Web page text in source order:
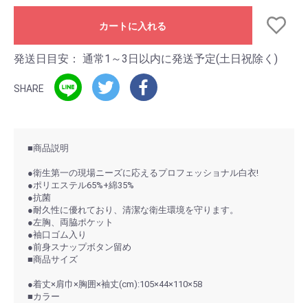
カートに入れる
発送日目安： 通常1～3日以内に発送予定(土日祝除く)
SHARE
■商品説明
●衛生第一の現場ニーズに応えるプロフェッショナル白衣!
●ポリエステル65%+綿35%
●抗菌
●耐久性に優れており、清潔な衛生環境を守ります。
●左胸、両脇ポケット
●袖口ゴム入り
●前身スナップボタン留め
■商品サイズ
●着丈×肩巾×胸囲×袖丈(cm):105×44×110×58
■カラー